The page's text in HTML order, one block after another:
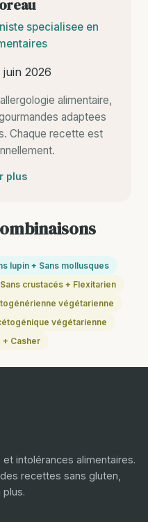
specialisee en
juin 2026
alimentaire,
adaptees
Chaque recette est
plus
lupin + Sans mollusques
Sans crustacés + Flexitarien
végétarienne
végétarienne
+ Casher
intolérances alimentaires.
recettes sans gluten,